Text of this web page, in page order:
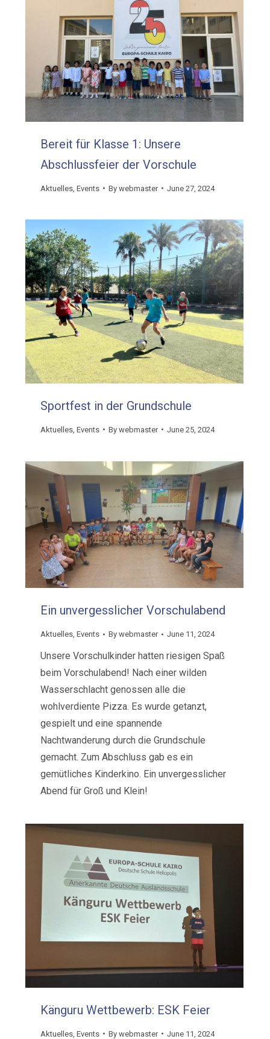
Bereit für Klasse 1: Unsere
Abschlussfeier der Vorschule
Aktuelles ,Events Bywebmaster June 27, 2024
Sportfest in der Grundschule
Aktuelles ,Events Bywebmaster June 25, 2024
Ein unvergesslicher Vorschulabend
Aktuelles,Events Bywebmaster June 11, 2024
Unsere Vorschulkinder hatten riesigen Spaß
beim Vorschulabend! Nach einer wilden
Wasserschlacht genossen alle die
wohlverdiente Pizza. Es wurde getanzt,
gespielt und eine spannende
Nachtwanderung durch die Grundschule
gemacht. Zum Abschluss gab es ein
gemütliches Kinderkino. Ein unvergesslicher
Abend für Groß und Klein!
Känguru Wettbewerb: ESK Feier
Aktuelles ,Events Bywebmaster June 11, 2024